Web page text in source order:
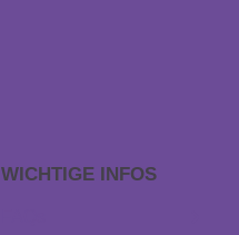
WICHTIGE INFOS